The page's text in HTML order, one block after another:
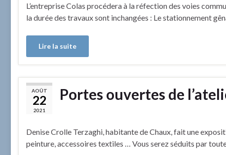
L’entreprise Colas procédera à la réfection des voies
la durée des travaux sont inchangées : Le stationnement
Lire la suite
AOÛT
22
2021
Portes ouvertes de
Denise Crolle Terzaghi, habitante de Chaux, fait une
peinture, accessoires textiles … Vous serez séduits par